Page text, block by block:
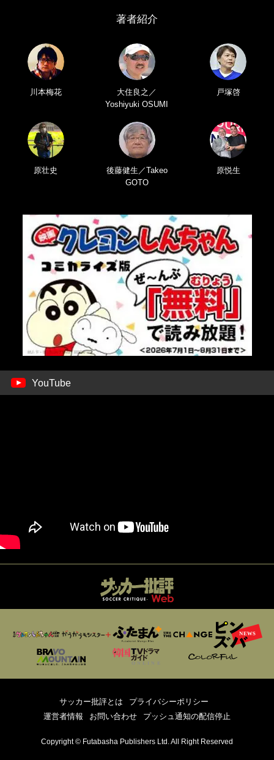
著者紹介
川本梅花
大住良之／
Yoshiyuki OSUMI
戸塚啓
原壮史
後藤健生／Takeo
GOTO
原悦生
YouTube
サッカー批評とは
プライバシーポリシー
運営者情報
お問い合わせ プッシュ通知の配信停止
Copyright © Futabasha Publishers Ltd. All Right Reserved